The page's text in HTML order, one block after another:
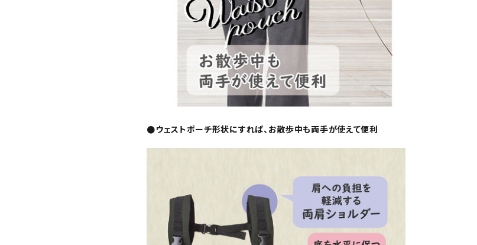
●ウェストポーチ形状にすれば、お散歩中も両手が使えて便利